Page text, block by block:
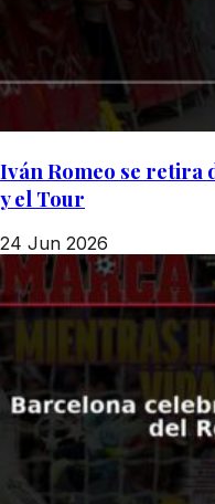
Iván Romeo se retira
y el Tour
24 Jun 2026